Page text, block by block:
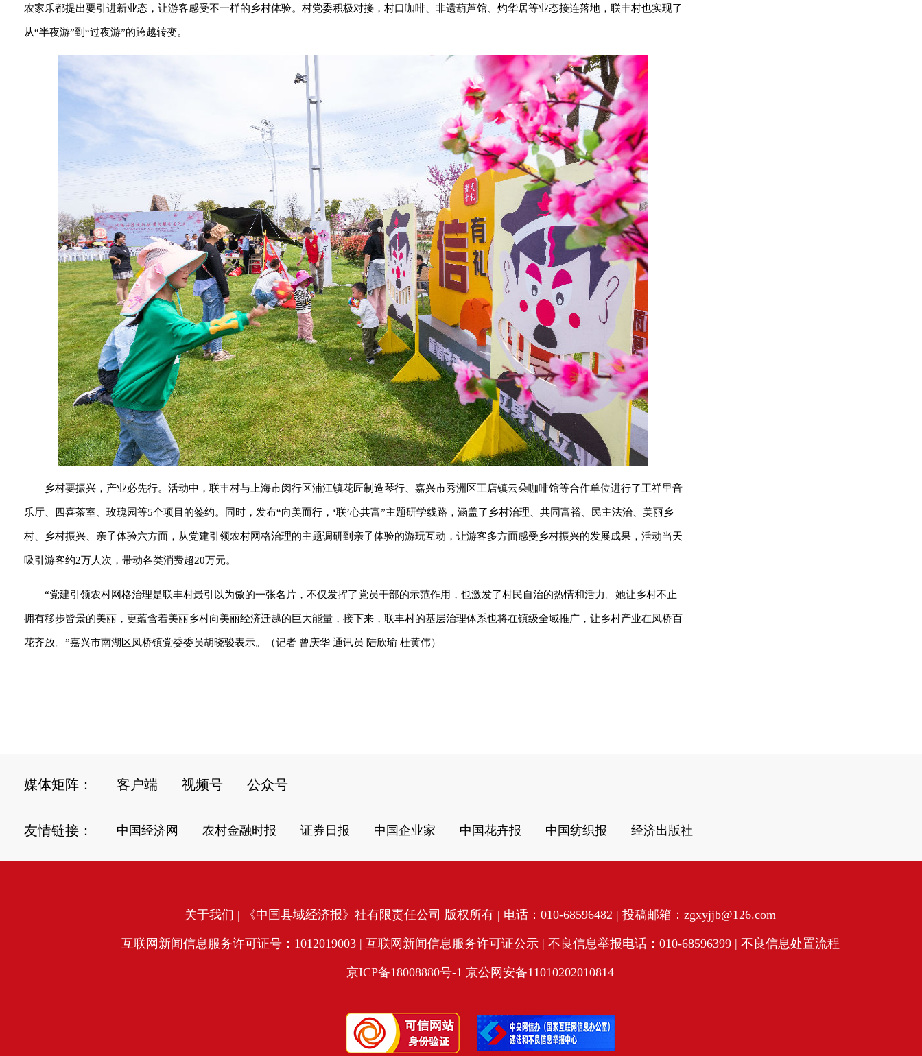
农家乐都提出要引进新业态，让游客感受不一样的乡村体验。村党委积极对接，村口咖啡、非遗葫芦馆、灼华居等业态接连落地，联丰村也实现了
从“半夜游”到“过夜游”的跨越转变。
乡村要振兴，产业必先行。活动中，联丰村与上海市闵行区浦江镇花匠制造琴行、嘉兴市秀洲区王店镇云朵咖啡馆等合作单位进行了王祥里音
乐厅、四喜茶室、玫瑰园等5个项目的签约。同时，发布“向美而行，‘联’心共富”主题研学线路，涵盖了乡村治理、共同富裕、民主法治、美丽乡
村、乡村振兴、亲子体验六方面，从党建引领农村网格治理的主题调研到亲子体验的游玩互动，让游客多方面感受乡村振兴的发展成果，活动当天
吸引游客约2万人次，带动各类消费超20万元。
“党建引领农村网格治理是联丰村最引以为傲的一张名片，不仅发挥了党员干部的示范作用，也激发了村民自治的热情和活力。她让乡村不止
拥有移步皆景的美丽，更蕴含着美丽乡村向美丽经济迁越的巨大能量，接下来，联丰村的基层治理体系也将在镇级全域推广，让乡村产业在凤桥百
花齐放。”嘉兴市南湖区凤桥镇党委委员胡晓骏表示。（记者 曾庆华 通讯员 陆欣瑜 杜黄伟）
媒体矩阵： 客户端 视频号 公众号
友情链接： 中国经济网 农村金融时报 证券日报 中国企业家 中国花卉报 中国纺织报 经济出版社
关于我们 | 《中国县域经济报》社有限责任公司 版权所有 | 电话：010-68596482 | 投稿邮箱：zgxyjjb@126.com
互联网新闻信息服务许可证号：1012019003 | 互联网新闻信息服务许可证公示| 不良信息举报电话：010-68596399 | 不良信息处置流程
京ICP备18008880号-1 京公网安备11010202010814